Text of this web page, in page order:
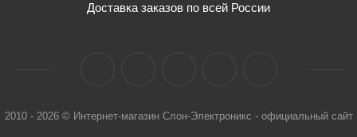
Доставка заказов по всей России
2010 - 2026 © Интернет-магазин Слон-Электроникс - официальный сайт